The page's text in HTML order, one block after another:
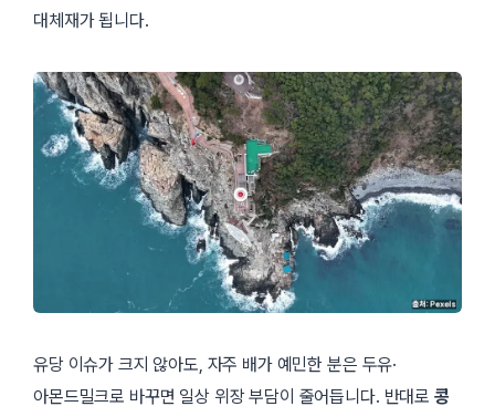
대체재가 됩니다.
유당 이슈가 크지 않아도, 자주 배가 예민한 분은 두유·
아몬드밀크로 바꾸면 일상 위장 부담이 줄어듭니다. 반대로 콩